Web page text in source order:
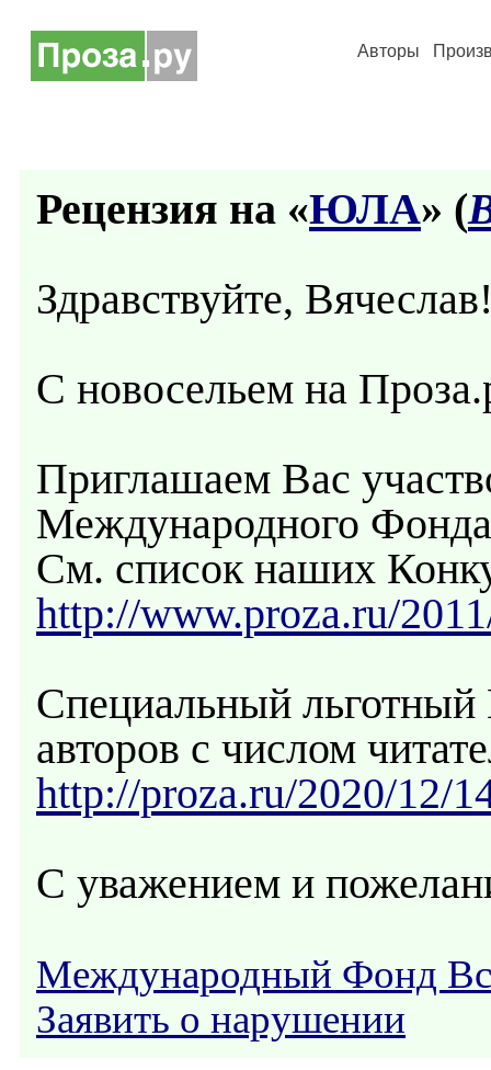
Авторы
Рецензия на «ЮЛА» (
Здравствуйте,
С новосельем на
Приглашаем Вас
Международного
См. список наших
http://www.proza.ru/
Специальный льготный
авторов с числом
http://proza.ru/2020/12/
С уважением и
Международный Фонд
Заявить о нарушении